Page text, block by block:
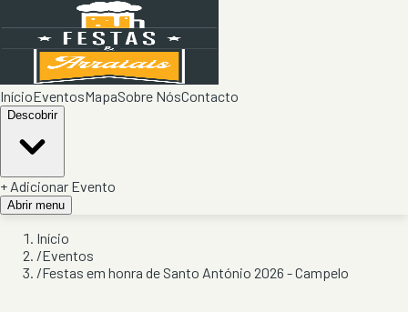
InícioEventosMapaSobre NósContacto
Descobrir
+ Adicionar Evento
Abrir menu
Início
/Eventos
/Festas em honra de Santo António 2026 - Campelo